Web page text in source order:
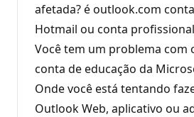
afetada? é outlook.com
Hotmail ou conta
Você tem um problema com
conta de educação da
Onde você está tentando
Outlook Web, aplicativo ou